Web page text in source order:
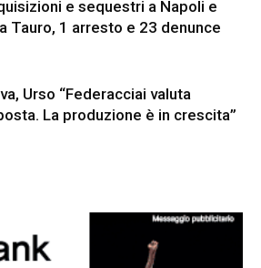
e sequestri a Napoli e
Tauro, 1 arresto e 23 denunce
Urso “Federacciai valuta
La produzione è in crescita”